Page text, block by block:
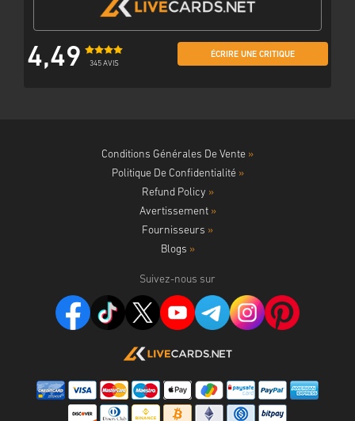
4,49 345 AVIS
ÉCRIRE UNE CRITIQUE
Conditions Générales De Vente »
Politique De Confidentialité »
Refund Policy »
Avertissement »
Fournisseurs »
Blogs »
Suivez-nous sur